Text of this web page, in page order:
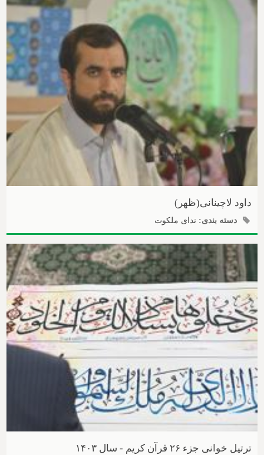
داود لاچینانی(ظهر)
دسته بندی: ندای ملکوت
ترتیل خوانی جزء ۲۶ قرآن کریم - سال ۱۴۰۳